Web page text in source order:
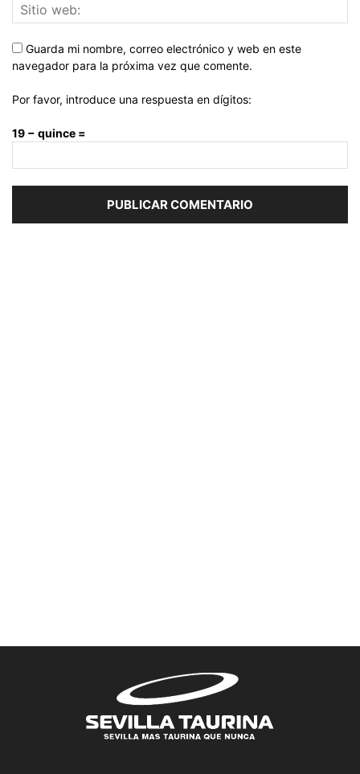
Guarda mi nombre, correo electrónico y web en este
navegador para la próxima vez que comente.
Por favor, introduce una respuesta en dígitos:
19 − quince =